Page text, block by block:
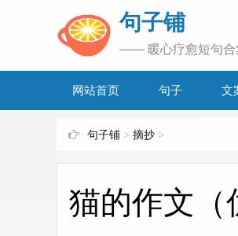
句子铺
—— 暖心疗愈短句合
网站首页 句子 文
句子铺 > 摘抄 >
猫的作文（